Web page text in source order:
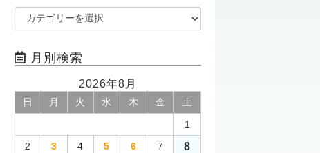
月別検索
2026年8月
日 月 火 水 木 金 土
1
2 3 4 5 6 7 8